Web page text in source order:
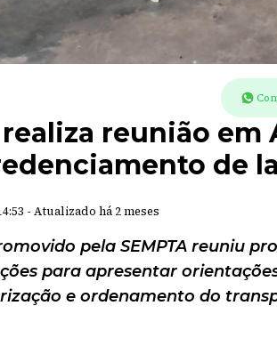
reunião em
de
- Atualizado há 2 meses
pela SEMPTA reuniu
para apresentar
e ordenamento do